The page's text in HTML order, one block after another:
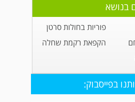
בנושא
פוריות בחולות סרטן
הקפאת רקמת שחלה
בפייסבוק: